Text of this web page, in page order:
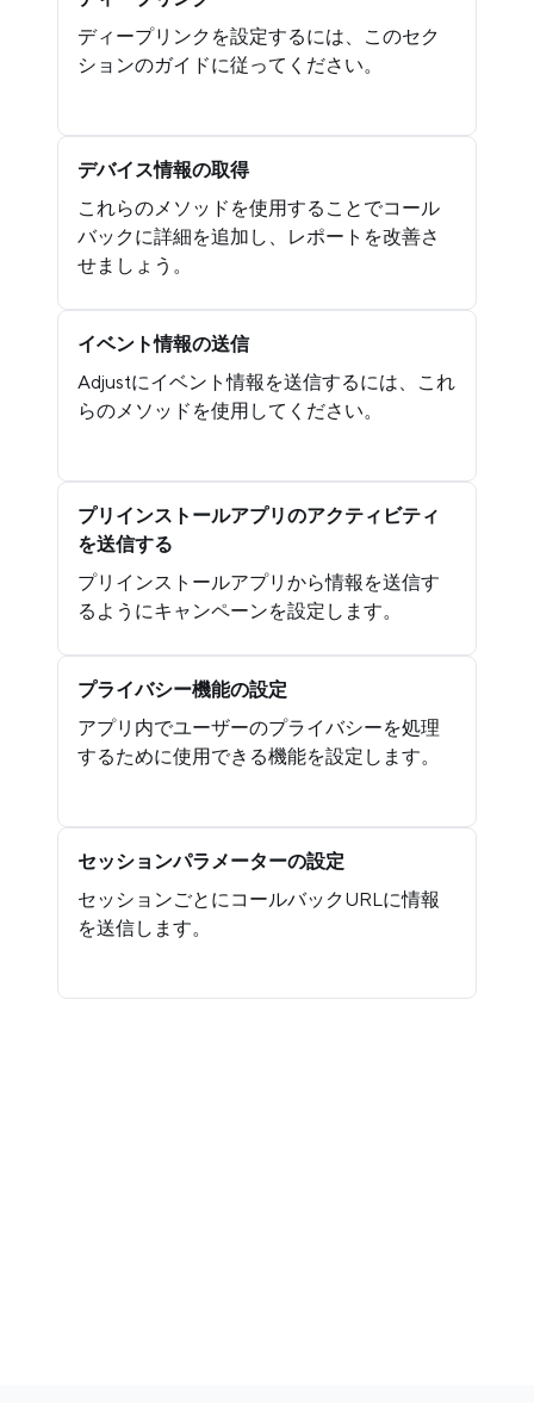
ディープリンクを設定するには、このセク
ションのガイドに従ってください。
デバイス情報の取得
これらのメソッドを使用することでコール
バックに詳細を追加し、レポートを改善さ
せましょう。
イベント情報の送信
Adjustにイベント情報を送信するには、これ
らのメソッドを使用してください。
プリインストールアプリのアクティビティ
を送信する
プリインストールアプリから情報を送信す
るようにキャンペーンを設定します。
プライバシー機能の設定
アプリ内でユーザーのプライバシーを処理
するために使用できる機能を設定します。
セッションパラメーターの設定
セッションごとにコールバックURLに情報
を送信します。